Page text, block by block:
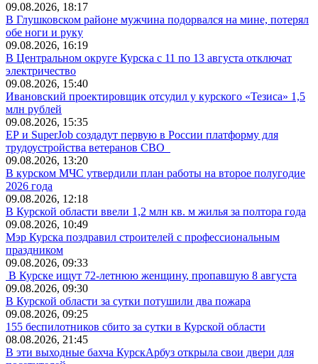
09.08.2026, 18:17
В Глушковском районе мужчина подорвался на мине, потерял
обе ноги и руку
09.08.2026, 16:19
В Центральном округе Курска с 11 по 13 августа отключат
электричество
09.08.2026, 15:40
Ивановский проектировщик отсудил у курского «Тезиса» 1,5
млн рублей
09.08.2026, 15:35
ЕР и SuperJob создадут первую в России платформу для
трудоустройства ветеранов СВО
09.08.2026, 13:20
В курском МЧС утвердили план работы на второе полугодие
2026 года
09.08.2026, 12:18
В Курской области ввели 1,2 млн кв. м жилья за полтора года
09.08.2026, 10:49
Мэр Курска поздравил строителей с профессиональным
праздником
09.08.2026, 09:33
В Курске ищут 72-летнюю женщину, пропавшую 8 августа
09.08.2026, 09:30
В Курской области за сутки потушили два пожара
09.08.2026, 09:25
155 беспилотников сбито за сутки в Курской области
08.08.2026, 21:45
В эти выходные бахча КурскАрбуз открыла свои двери для